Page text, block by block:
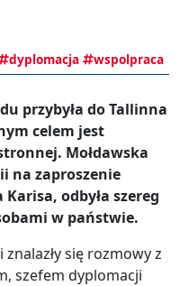
dyplomacja wspolpraca
przybyła do Tallinna
celem jest
Mołdawska
na zaproszenie
odbyła szereg
w państwie.
się rozmowy z
szefem dyplomacji